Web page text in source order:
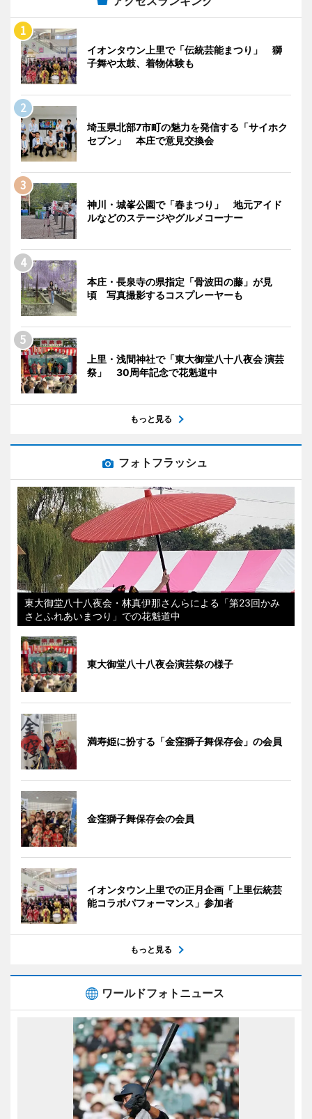
イオンタウン上里で「伝統芸能まつり」 獅
子舞や太鼓、着物体験も
埼玉県北部7市町の魅力を発信する「サイホク
セブン」 本庄で意見交換会
神川・城峯公園で「春まつり」 地元アイド
ルなどのステージやグルメコーナー
本庄・長泉寺の県指定「骨波田の藤」が見
頃 写真撮影するコスプレーヤーも
上里・浅間神社で「東大御堂八十八夜会 演芸
祭」 30周年記念で花魁道中
もっと見る
フォトフラッシュ
東大御堂八十八夜会・林真伊那さんらによる「第23回かみ
さとふれあいまつり」での花魁道中
東大御堂八十八夜会演芸祭の様子
満寿姫に扮する「金窪獅子舞保存会」の会員
金窪獅子舞保存会の会員
イオンタウン上里での正月企画「上里伝統芸
能コラボパフォーマンス」参加者
もっと見る
ワールドフォトニュース